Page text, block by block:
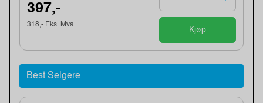
397,-
318,- Eks. Mva.
Kjøp
Best Selgere